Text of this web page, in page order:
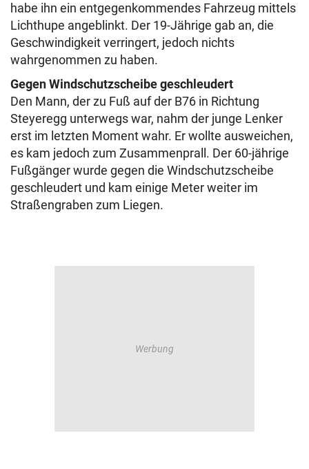
habe ihn ein entgegenkommendes Fahrzeug mittels
Lichthupe angeblinkt. Der 19-Jährige gab an, die
Geschwindigkeit verringert, jedoch nichts
wahrgenommen zu haben.
Gegen Windschutzscheibe geschleudert
Den Mann, der zu Fuß auf der B76 in Richtung
Steyeregg unterwegs war, nahm der junge Lenker
erst im letzten Moment wahr. Er wollte ausweichen,
es kam jedoch zum Zusammenprall. Der 60-jährige
Fußgänger wurde gegen die Windschutzscheibe
geschleudert und kam einige Meter weiter im
Straßengraben zum Liegen.